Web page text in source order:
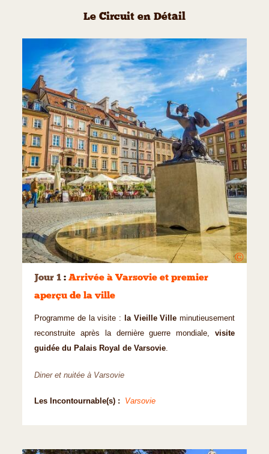
Le Circuit en Détail
©
Jour 1 : Arrivée à Varsovie et premier
aperçu de la ville
Programme de la visite : la Vieille Ville minutieusement
reconstruite après la dernière guerre mondiale, visite
guidée du Palais Royal de Varsovie.
Diner et nuitée à Varsovie
Les Incontournable(s) : Varsovie